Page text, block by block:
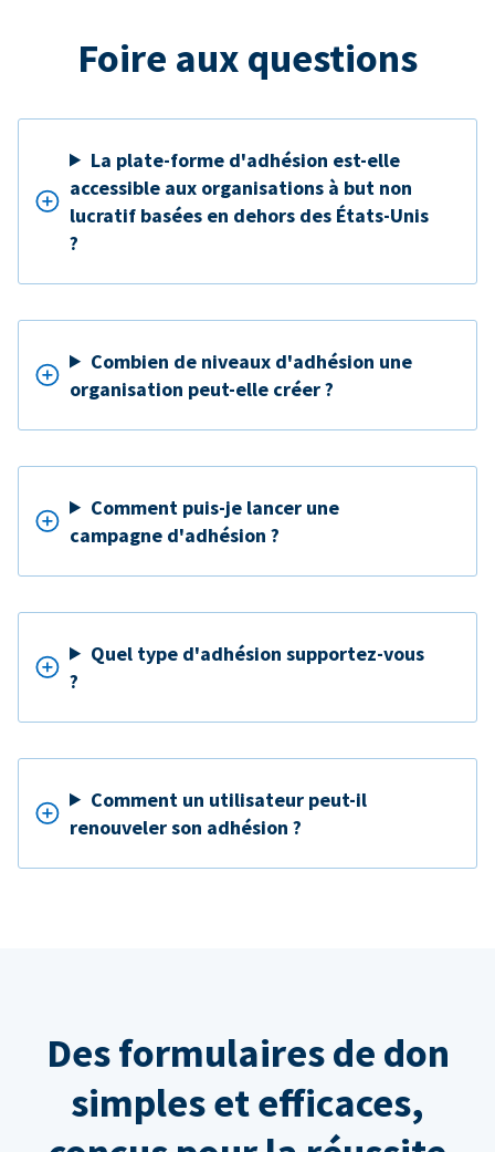
Foire aux questions
La plate-forme d'adhésion est-elle
accessible aux organisations à but non
lucratif basées en dehors des États-Unis
?
Combien de niveaux d'adhésion une
organisation peut-elle créer ?
Comment puis-je lancer une
campagne d'adhésion ?
Quel type d'adhésion supportez-vous
?
Comment un utilisateur peut-il
renouveler son adhésion ?
Des formulaires de don
simples et efficaces,